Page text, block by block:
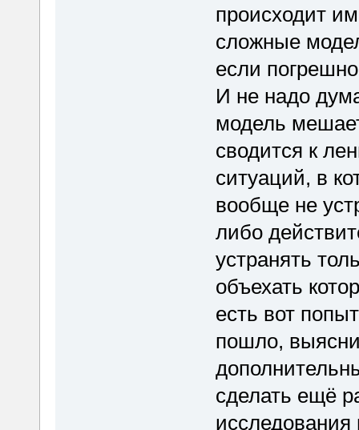
происходит
сложные
если
И не надо
модель
сводится к
ситуаций, в
вообще не
либо
устранять
объехать
есть вот
пошло,
сделать ещё